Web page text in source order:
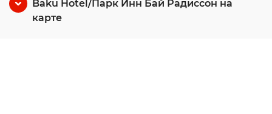
Baku Hotel/Парк Инн Бай Радиссон на
карте